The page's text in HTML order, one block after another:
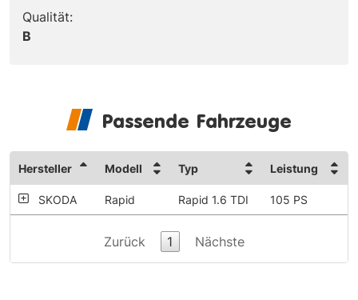
Qualität:
B
Passende Fahrzeuge
Hersteller Modell Typ Leistung
SKODA Rapid Rapid 1.6 TDI 105 PS
Zurück 1 Nächste